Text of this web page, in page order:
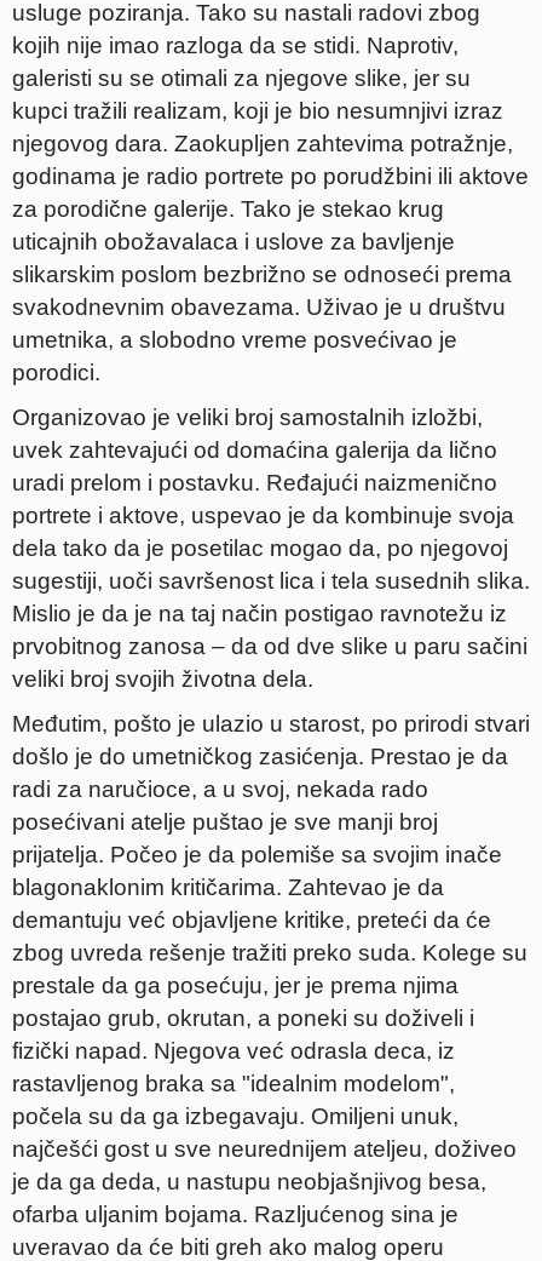
usluge poziranja. Tako su nastali radovi zbog
kojih nije imao razloga da se stidi. Naprotiv,
galeristi su se otimali za njegove slike, jer su
kupci tražili realizam, koji je bio nesumnjivi izraz
njegovog dara. Zaokupljen zahtevima potražnje,
godinama je radio portrete po porudžbini ili aktove
za porodične galerije. Tako je stekao krug
uticajnih obožavalaca i uslove za bavljenje
slikarskim poslom bezbrižno se odnoseći prema
svakodnevnim obavezama. Uživao je u društvu
umetnika, a slobodno vreme posvećivao je
porodici.
Organizovao je veliki broj samostalnih izložbi,
uvek zahtevajući od domaćina galerija da lično
uradi prelom i postavku. Ređajući naizmenično
portrete i aktove, uspevao je da kombinuje svoja
dela tako da je posetilac mogao da, po njegovoj
sugestiji, uoči savršenost lica i tela susednih slika.
Mislio je da je na taj način postigao ravnotežu iz
prvobitnog zanosa – da od dve slike u paru sačini
veliki broj svojih životna dela.
Međutim, pošto je ulazio u starost, po prirodi stvari
došlo je do umetničkog zasićenja. Prestao je da
radi za naručioce, a u svoj, nekada rado
posećivani atelje puštao je sve manji broj
prijatelja. Počeo je da polemiše sa svojim inače
blagonaklonim kritičarima. Zahtevao je da
demantuju već objavljene kritike, preteći da će
zbog uvreda rešenje tražiti preko suda. Kolege su
prestale da ga posećuju, jer je prema njima
postajao grub, okrutan, a poneki su doživeli i
fizički napad. Njegova već odrasla deca, iz
rastavljenog braka sa "idealnim modelom",
počela su da ga izbegavaju. Omiljeni unuk,
najčešći gost u sve neurednijem ateljeu, doživeo
je da ga deda, u nastupu neobjašnjivog besa,
ofarba uljanim bojama. Razljućenog sina je
uveravao da će biti greh ako malog operu